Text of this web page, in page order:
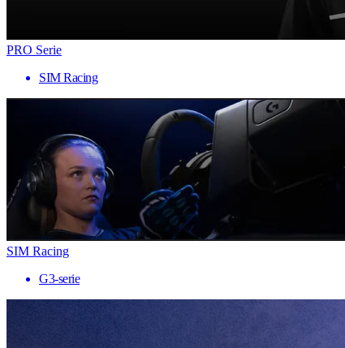
PRO Serie
SIM Racing
SIM Racing
G3-serie